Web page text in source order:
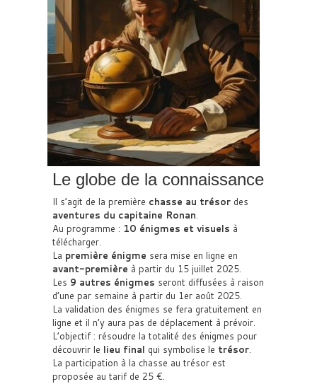
Le globe de la connaissance
Il s’agit de la première chasse au trésor des
aventures du capitaine Ronan.
Au programme : 10 énigmes et visuels à
télécharger.
La première énigme sera mise en ligne en
avant-première à partir du 15 juillet 2025.
Les 9 autres énigmes seront diffusées à raison
d’une par semaine à partir du 1er août 2025.
La validation des énigmes se fera gratuitement en
ligne et il n’y aura pas de déplacement à prévoir.
L’objectif : résoudre la totalité des énigmes pour
découvrir le lieu final qui symbolise le trésor.
La participation à la chasse au trésor est
proposée au tarif de 25 €.